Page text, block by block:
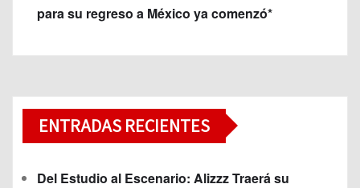
para su regreso a México ya comenzó*
ENTRADAS RECIENTES
Del Estudio al Escenario: Alizzz Traerá su